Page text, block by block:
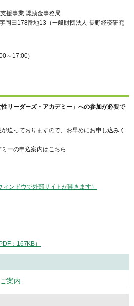
援事業 奨励金事務局
岡田178番地13（一般財団法人 長野経済研究
～17:00）
リーダーズ・アカデミー」への参加が必要で
迫っておりますので、お早めにお申し込みく
ーの申込案内はこちら
ィンドウで外部サイトが開きます）
：167KB）
案内